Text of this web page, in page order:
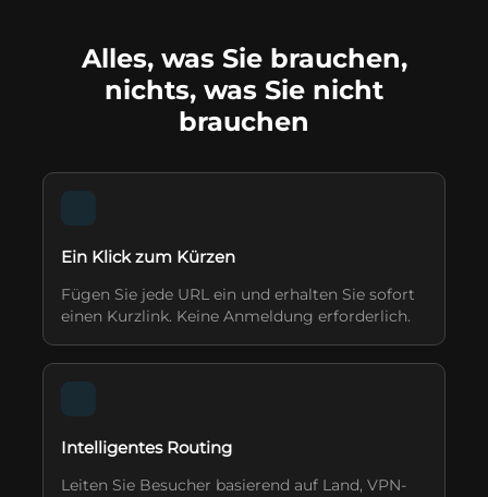
Alles, was Sie brauchen,
nichts, was Sie nicht
brauchen
Ein Klick zum Kürzen
Fügen Sie jede URL ein und erhalten Sie sofort
einen Kurzlink. Keine Anmeldung erforderlich.
Intelligentes Routing
Leiten Sie Besucher basierend auf Land, VPN-